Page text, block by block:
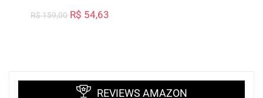
R$159,00 R$ 54,63
REVIEWS AMAZON